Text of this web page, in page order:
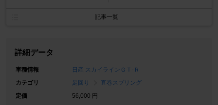
記事一覧
詳細データ
車種情報
日産 スカイラインＧＴ‐Ｒ
カテゴリ
足回り
直巻スプリング
定価
56,000 円